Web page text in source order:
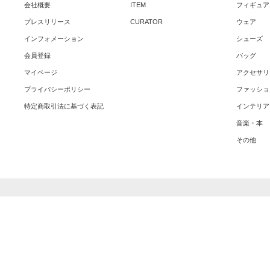
会社概要
プレスリリース
インフォメーション
会員登録
マイページ
プライバシーポリシー
特定商取引法に基づく表記
ITEM
CURATOR
フィギュ
ウェア
シューズ
バッグ
アクセサ
ファッシ
インテリア
音楽・本
その他